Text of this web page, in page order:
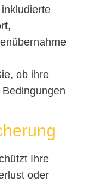
ob ihre
Ihre
oder